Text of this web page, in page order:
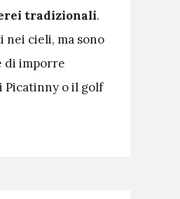
tradizionali.
nei cieli, ma sono
di imporre
Picatinny o il golf